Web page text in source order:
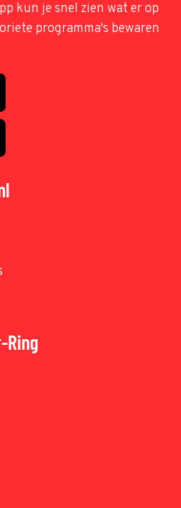
kun je snel zien wat er op
programma's bewaren
Ring